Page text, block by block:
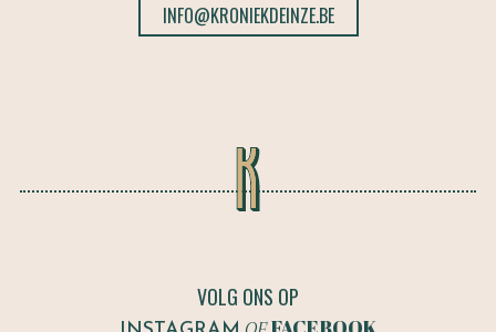
INFO@KRONIEKDEINZE.BE
VOLG ONS OP